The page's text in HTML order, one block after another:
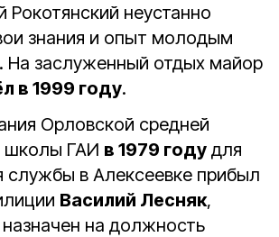
Рокотянский неустанно
знания и опыт молодым
На заслуженный отдых майор
в 1999 году.
Орловской средней
школы ГАИ в 1979 году для
службы в Алексеевке прибыл
Василий Лесняк,
на должность